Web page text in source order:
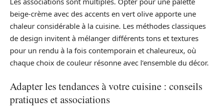
beige-crème avec des accents en vert olive apporte une
chaleur considérable à la cuisine. Les méthodes classiques
de design invitent à mélanger différents tons et textures
pour un rendu à la fois contemporain et chaleureux, où
chaque choix de couleur résonne avec l’ensemble du décor.
Adapter les tendances à votre cuisine : conseils
pratiques et associations